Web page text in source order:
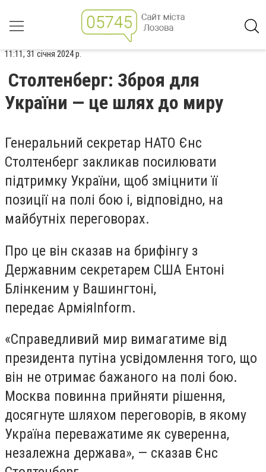
11:11, 31 січня 2024 р.
Столтенберг: Зброя для
України — це шлях до миру
Генеральний секретар НАТО Єнс
Столтенберг закликав посилювати
підтримку України, щоб зміцнити її
позиції на полі бою і, відповідно, на
майбутніх переговорах.
Про це він сказав на брифінгу з
Державним секретарем США Ентоні
Блінкеним у Вашингтоні,
передає АрміяInform.
«Справедливий мир вимагатиме від
президента путіна усвідомлення того, що
він не отримає бажаного на полі бою.
Москва повинна прийняти рішення,
досягнуте шляхом переговорів, в якому
Україна переважатиме як суверенна,
незалежна держава», — сказав Єнс